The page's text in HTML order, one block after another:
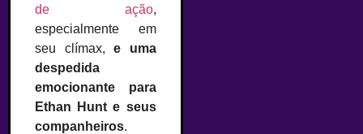
de ação,
especialmente em
seu clímax,e uma
despedida
emocionante para
Ethan Hunt e seus
companheiros.